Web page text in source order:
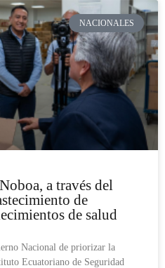
NACIONALES
a través del
de
de salud
Nacional de priorizar la
Ecuatoriano de Seguridad